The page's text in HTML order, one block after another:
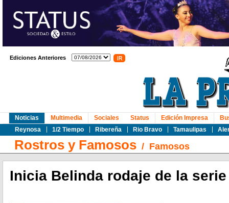
Ediciones Anteriores
Noticias
Reynosa
1/2 Tiempo Ribereña Rio Bravo Tamaulipas
Multimedia Sociales Status Edición Impresa
Rostros y Famosos / Famosos
Inicia Belinda rodaje de la